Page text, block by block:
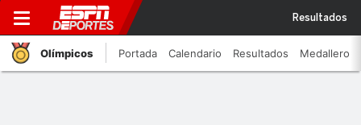
Resultados
Olímpicos Portada Calendario Resultados Medallero